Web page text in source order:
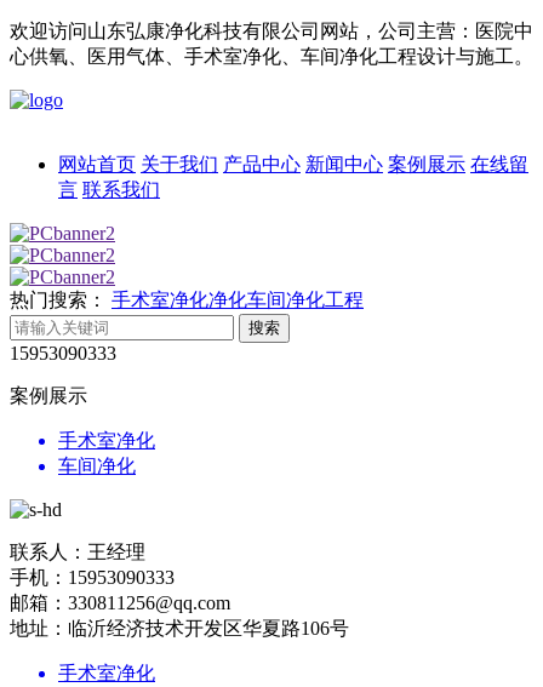
欢迎访问山东弘康净化科技有限公司网站，公司主营：医院中
心供氧、医用气体、手术室净化、车间净化工程设计与施工。
网站首页 关于我们 产品中心 新闻中心 案例展示 在线留
言 联系我们
热门搜索： 手术室净化净化车间净化工程
15953090333
案例展示
手术室净化
车间净化
联系人：王经理
手机：15953090333
邮箱：330811256@qq.com
地址：临沂经济技术开发区华夏路106号
手术室净化